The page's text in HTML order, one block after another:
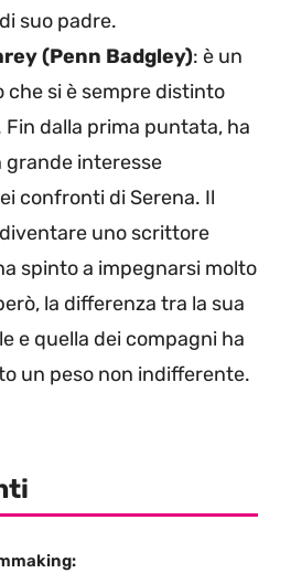
suo padre.
(Penn Badgley): è un
che si è sempre distinto
Fin dalla prima puntata, ha
grande interesse
confronti di Serena. Il
uno scrittore
spinto a impegnarsi molto
la differenza tra la sua
e quella dei compagni ha
un peso non indifferente.